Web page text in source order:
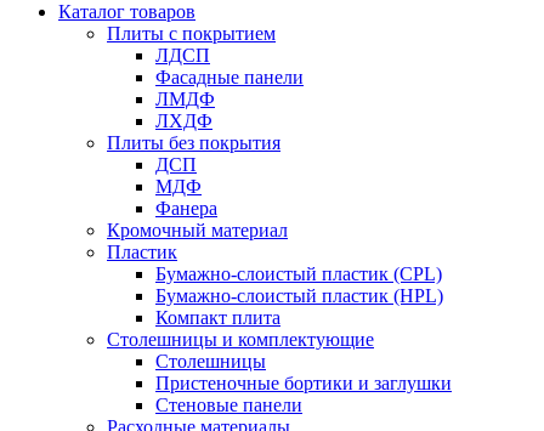
Каталог товаров
Плиты с покрытием
ЛДСП
Фасадные панели
ЛМДФ
ЛХДФ
Плиты без покрытия
ДСП
МДФ
Фанера
Кромочный материал
Пластик
Бумажно-слоистый пластик (CPL)
Бумажно-слоистый пластик (HPL)
Компакт плита
Столешницы и комплектующие
Столешницы
Пристеночные бортики и заглушки
Стеновые панели
Расходные материалы